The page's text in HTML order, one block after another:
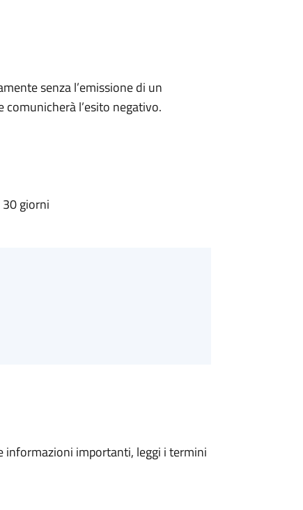
senza l’emissione di un
l’esito negativo.
giorni
informazioni importanti, leggi i termini